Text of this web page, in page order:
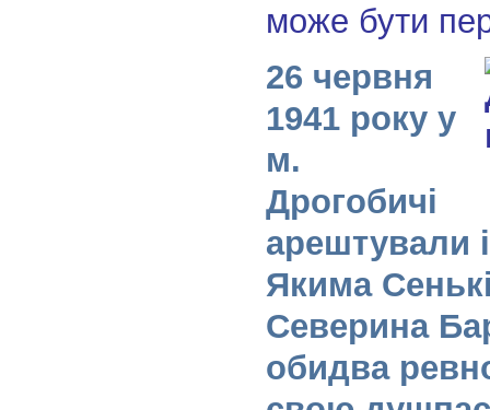
може бути
26 червня
1941 року у
м.
Дрогобичі
арештували
Якима
Северина
обидва